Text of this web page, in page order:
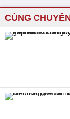
CÙNG